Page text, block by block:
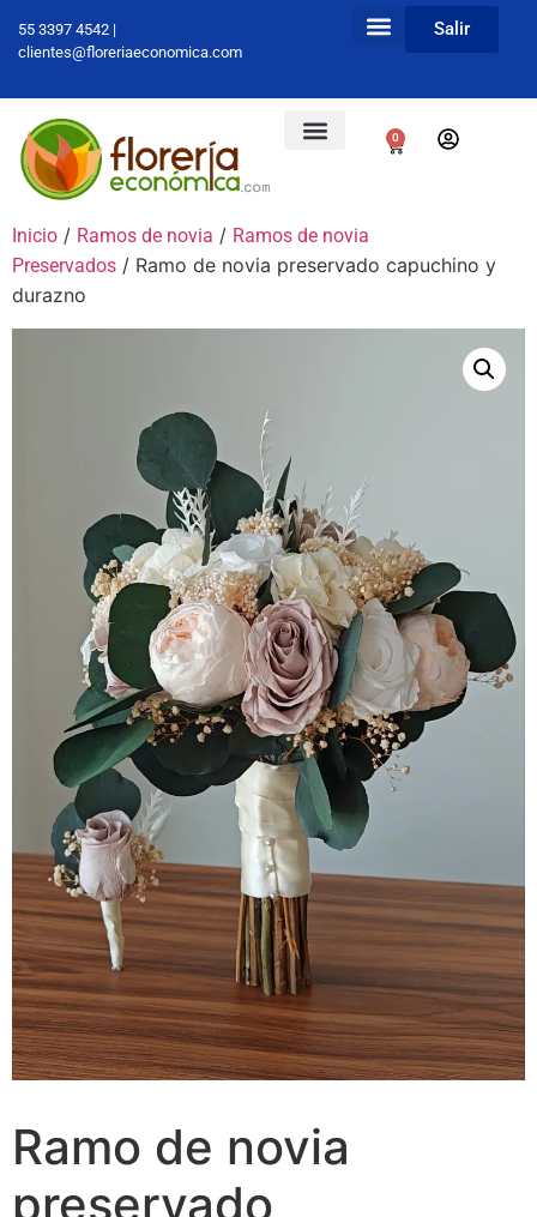
55 3397 4542 |
clientes@floreriaeconomica.com
Salir
0
Inicio / Ramos de novia / Ramos de novia
Preservados / Ramo de novia preservado capuchino y
durazno
Ramo de novia
preservado